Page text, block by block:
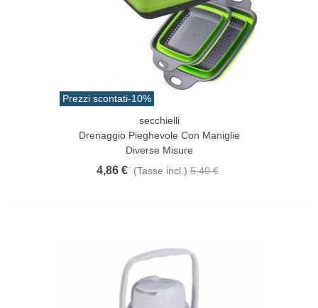
Prezzi scontati-10%
secchielli
Drenaggio Pieghevole Con Maniglie
Diverse Misure
4,86 € (Tasse incl.) 5,40 €